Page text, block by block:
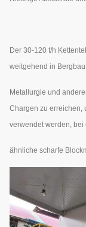
Der 30-120 t/h
weitgehend in
Metallurgie und
Chargen zu erreichen,
verwendet werden, bei
ähnliche scharfe